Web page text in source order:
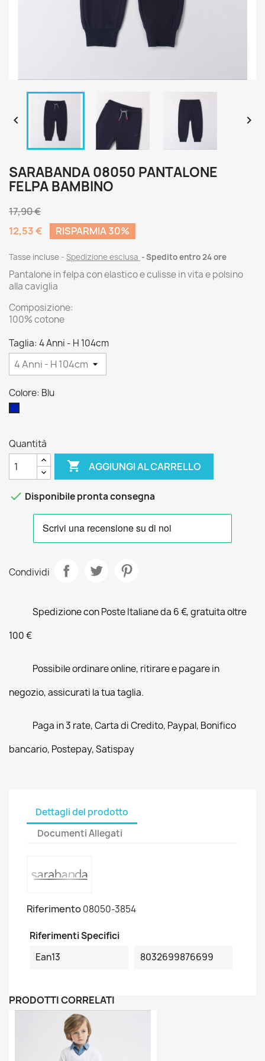
 
SARABANDA 08050 PANTALONE
FELPA BAMBINO
17,90 €
12,53 €
RISPARMIA 30%
Tasse incluse Spedizione esclusa Spedito entro 24 ore
Pantalone in felpa con elastico e culisse in vita e polsino
alla caviglia
Composizione:
100% cotone
Taglia: 4 Anni - H 104cm
Colore: Blu
Quantità
 AGGIUNGI AL CARRELLO
 Disponibile pronta consegna
Condividi
Spedizione con Poste Italiane da 6 €, gratuita oltre
100 €
Possibile ordinare online, ritirare e pagare in
negozio, assicurati la tua taglia.
Paga in 3 rate, Carta di Credito, Paypal, Bonifico
bancario, Postepay, Satispay
Dettagli del prodotto
Documenti Allegati
Riferimento08050-3854
Riferimenti Specifici
Ean13
8032699876699
PRODOTTI CORRELATI